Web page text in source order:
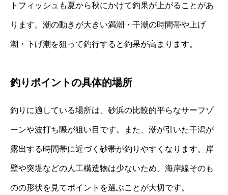
トフィッシュも夏から秋にかけて釣果が上がることがあ
ります。潮の動きが大きい満潮・干潮の時間帯や上げ
潮・下げ潮を狙って釣行すると釣果が高まります。
釣りポイントの具体的場所
釣りに適している場所は、砂浜の比較的平らなサーフゾ
ーンや波打ち際が狙い目です。また、潮が引いた干潟が
露出する時間帯に近づく砂帯が釣りやすくなります。岸
壁や突堤などの人工構造物は少ないため、海岸線そのも
のの形状を見てポイントを選ぶことが大切です。